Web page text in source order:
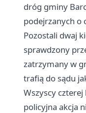
dróg gminy
podejrzanych o
Pozostali dwaj
sprawdzony
zatrzymany w
trafią do sądu
Wszyscy
policyjna akcja